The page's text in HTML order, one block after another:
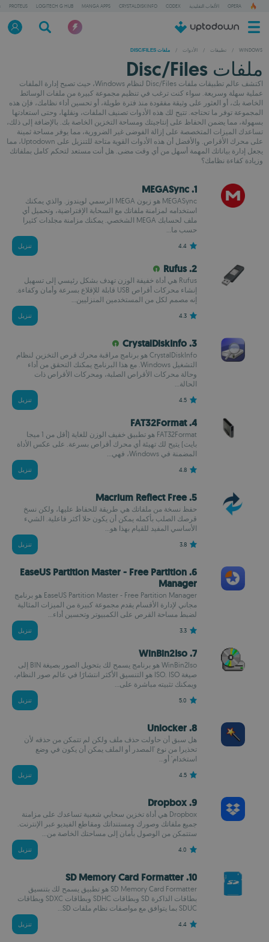
OPERA الألعاب التقليدية CODEX
CRYSTALDISKINFO
MANGA APPS
LOGITECH G HUB
PROTEUS
WINDOWS
/ تطبيقات / الأدوات / ملفات DISC/FILES
ملفات Disc/Files
اكتشف عالم تطبيقات ملفات Disc/Files لنظام Windows، حيث تصبح إدارة الملفات
عملية سهلة وسريعة. سواء كنت ترغب في تنظيم مجموعة كبيرة من ملفات الوسائط
الخاصة بك، أو العثور على وثيقة مفقودة منذ فترة طويلة، أو تحسين أداء نظامك، فإن هذه
المجموعة توفر ما تحتاجه. تتيح لك هذه الأدوات تصنيف الملفات، ونقلها، وحتى استعادتها
بسهولة، مما يضمن الحفاظ على إنتاجيتك ومساحة التخزين الخاصة بك. بالإضافة إلى ذلك،
تساعدك الميزات المتخصصة على إزالة الفوضى غير الضرورية، مما يوفر مساحة ثمينة
على محرك الأقراص. والأفضل أن هذه الأدوات القوية متاحة للتنزيل على Uptodown، مما
يجعل إدارة بياناتك المهمة أسهل من أي وقت مضى. هل أنت مستعد لتحكم كامل بملفاتك
وزيادة كفاءة نظامك؟
1. MEGASync
MEGASync هو زبون MEGA الرسمي لويندوز. والذي يمكنك
استخدامه لمزامنة ملفاتك مع السحابة الإفتراضية، وتحميل أي
ملف لحسابك MEGA الشخصي. يمكنك مزامنة مجلدات كثيرا
حسب ما...
4.4 تنزيل
2. Rufus
Rufus هي أداة خفيفة الوزن تهدف بشكل رئيسي إلى تسهيل
إنشاء محركات أقراص USB قابلة للإقلاع بسرعة وأمان وكفاءة.
إنه مصمم لكل من المستخدمين المنزليين...
4.3 تنزيل
3. CrystalDiskInfo
CrystalDiskInfo هو برنامج مراقبة محرك قرص التخزين لنظام
التشغيل Windows. مع هذا البرنامج يمكنك التحقق من أداء
وحالة محركات الأقراص الصلبة، ومحركات الأقراص ذات
الحالة...
4.5 تنزيل
4. FAT32Format
FAT32Format هو تطبيق خفيف الوزن للغاية (أقل من 1 ميجا
بايت) يتيح لك تهيئة أي محرك أقراص بسرعة. على عكس الأداة
المضمنة في Windows، فهي...
4.8 تنزيل
5. Macrium Reflect Free
حفظ نسخة من ملفاتك هي طريقة للحفاظ عليها، ولكن نسخ
قرصك الصلب بأكمله يمكن أن يكون حلا أكثر فاعلية. الشيء
الأساسي المفيد للقيام بهذا هو...
3.8 تنزيل
6. EaseUS Partition Master - Free Partition
Manager
EaseUS Partition Master - Free Partition Manager هو برنامج
مجاني لإدارة الأقسام يقدم مجموعة كبيرة من الميزات المثالية
لضبط مساحة القرص على الكمبيوتر وتحسين أداء...
3.3 تنزيل
7. WinBin2Iso
WinBin2Iso هو برنامج يسمح لك بتحويل الصور بصيغة BIN إلى
صيغة ISO. ISO هو التنسيق الأكثر انتشارًا في عالم صور النظام،
ويمكنك تثبيته مباشرة على...
5.0 تنزيل
8. Unlocker
هل سبق أن حاولت حذف ملف ولكن لم تتمكن من حذفه لأن
تحذيرا من نوع 'المصدر أو الملف يمكن أن يكون في وضع
استخدام' أو...
4.5 تنزيل
9. Dropbox
Dropbox هي أداة تخزين سحابي شعبية تساعدك على مزامنة
جميع ملفاتك وصورك ومستنداتك ومقاطع الفيديو عبر الإنترنت.
ستتمكن من الوصول بأمان إلى مساحتك الخاصة من...
4.0 تنزيل
10. SD Memory Card Formatter
SD Memory Card Formatter هو تطبيق يسمح لك بتنسيق
بطاقات الذاكرة SD وبطاقات SDHC وبطاقات SDXC وبطاقات
SDUC بما يتوافق مع مواصفات نظام ملفات SD...
4.4 تنزيل